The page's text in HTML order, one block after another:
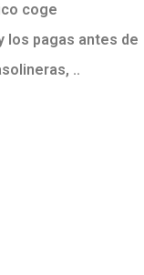
coge
los pagas antes de
..